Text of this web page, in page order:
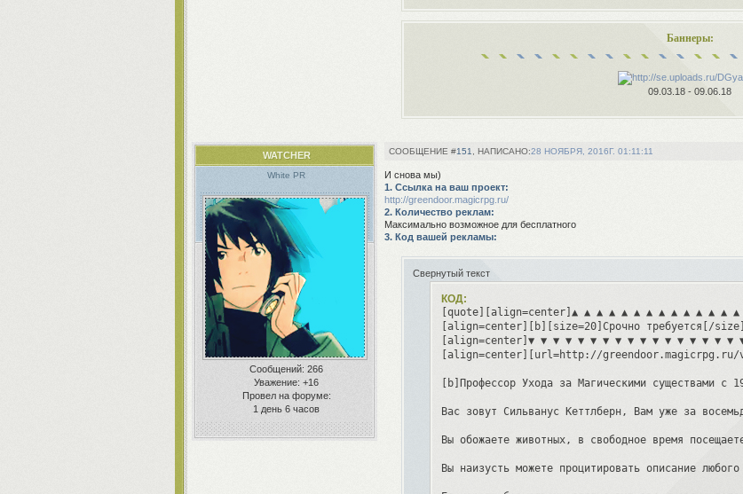
Баннеры:
09.03.18 - 09.06.18
151 28 НОЯБРЯ, 2016Г. 01:11:11
WATCHER
White PR
Сообщений: 266
Уважение: +16
Провел на форуме:
1 день 6 часов
И снова мы)
1. Ссылка на ваш проект:
http://greendoor.magicrpg.ru/
2. Количество реклам:
Максимально возможное для бесплатного
3. Код вашей рекламы:
Свернутый текст
КОД:
[quote][align=center]▲ ▲ ▲ ▲ ▲ ▲ ▲ ▲ ▲ ▲ ▲ ▲ ▲
[align=center][b][size=20]Срочно требуется[/
[align=center]▼ ▼ ▼ ▼ ▼ ▼ ▼ ▼ ▼ ▼ ▼ ▼ ▼ ▼ ▼ ▼ ▼
[align=center][url=http://
[b]Профессор Ухода за Магическими существами с
Вас зовут Сильванус Кеттлберн, Вам уже за
Вы обожаете животных, в свободное время
Вы наизусть можете процитировать описание